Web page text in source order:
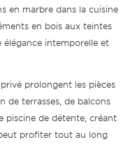
en marbre dans la cuisine
en bois aux teintes
intemporelle et
prolongent les pièces
de terrasses, de balcons
de détente, créant
profiter tout au long